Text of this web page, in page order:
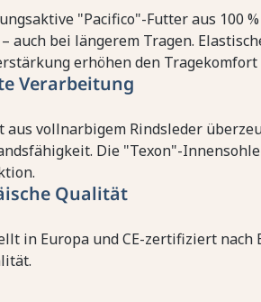
"Pacifico"-Futter aus 100
auch bei längerem Tragen.
erhöhen den Tragekomfort
Verarbeitung
aus vollnarbigem Rindsleder
Die "Texon"-
Qualität
in Europa und CE-zertifiziert nach